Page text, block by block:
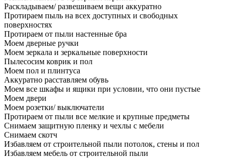
Раскладываем/ развешиваем вещи аккуратно
Протираем пыль на всех доступных и свободных
поверхностях
Протираем от пыли настенные бра
Моем дверные ручки
Моем зеркала и зеркальные поверхности
Пылесосим коврик и пол
Моем пол и плинтуса
Аккуратно расставляем обувь
Моем все шкафы и ящики при условии, что они пустые
Моем двери
Моем розетки/ выключатели
Протираем от пыли все мелкие и крупные предметы
Снимаем защитную пленку и чехлы с мебели
Снимаем скотч
Избавляем от строительной пыли потолок, стены и пол
Избавляем мебель от строительной пыли